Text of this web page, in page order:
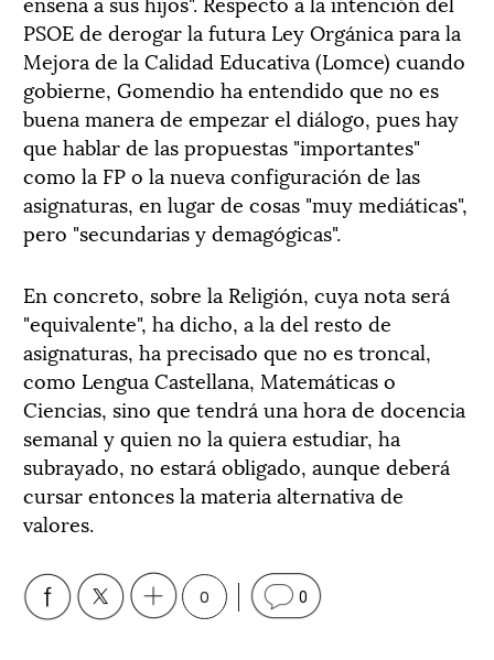
PSOE de derogar la futura Ley Orgánica para la
Mejora de la Calidad Educativa (Lomce) cuando
gobierne, Gomendio ha entendido que no es
buena manera de empezar el diálogo, pues hay
que hablar de las propuestas "importantes"
como la FP o la nueva configuración de las
asignaturas, en lugar de cosas "muy mediáticas",
pero "secundarias y demagógicas".
En concreto, sobre la Religión, cuya nota será
"equivalente", ha dicho, a la del resto de
asignaturas, ha precisado que no es troncal,
como Lengua Castellana, Matemáticas o
Ciencias, sino que tendrá una hora de docencia
semanal y quien no la quiera estudiar, ha
subrayado, no estará obligado, aunque deberá
cursar entonces la materia alternativa de
valores.
0 0